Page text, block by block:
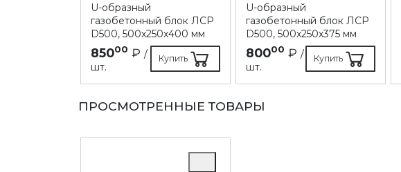
U-образный
газобетонный блок ЛСР
D500, 500х250х400 мм
85000 ₽ /
шт.
Купить
U-образный
газобетонный блок ЛСР
D500, 500х250х375 мм
80000 ₽ /
шт.
Купить
ПРОСМОТРЕННЫЕ ТОВАРЫ